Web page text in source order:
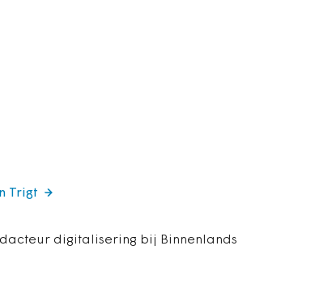
digitalisering bij Binnenlands
Trigt